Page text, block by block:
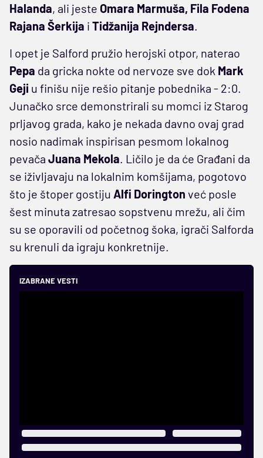
Halanda, ali jeste Omara Marmuša, Fila Fodena
Rajana Šerkija i Tidžanija Rejndersa.
I opet je Salford pružio herojski otpor, naterao
Pepa da gricka nokte od nervoze sve dok Mark
Geji u finišu nije rešio pitanje pobednika - 2:0.
Junačko srce demonstrirali su momci iz Starog
prljavog grada, kako je nekada davno ovaj grad
nosio nadimak inspirisan pesmom lokalnog
pevača Juana Mekola. Ličilo je da će Građani da
se iživljavaju na lokalnim komšijama, pogotovo
što je štoper gostiju Alfi Dorington već posle
šest minuta zatresao sopstvenu mrežu, ali čim
su se oporavili od početnog šoka, igrači Salforda
su krenuli da igraju konkretnije.
IZABRANE VESTI